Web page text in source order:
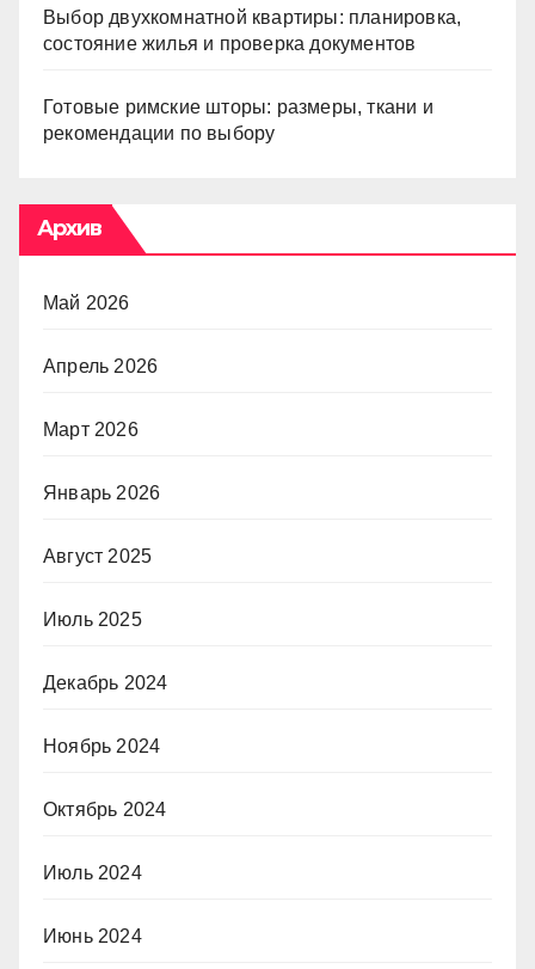
Выбор двухкомнатной квартиры: планировка,
состояние жилья и проверка документов
Готовые римские шторы: размеры, ткани и
рекомендации по выбору
Архив
Май 2026
Апрель 2026
Март 2026
Январь 2026
Август 2025
Июль 2025
Декабрь 2024
Ноябрь 2024
Октябрь 2024
Июль 2024
Июнь 2024